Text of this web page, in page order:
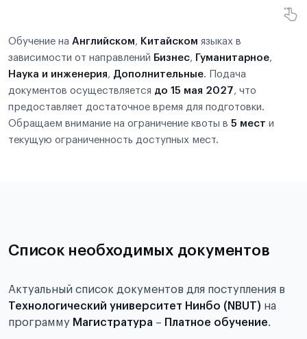
Обучение на Английском, Китайском языках в
зависимости от направлений Бизнес, Гуманитарное,
Наука и инженерия, Дополнительные. Подача
документов осуществляется до 15 мая 2027, что
предоставляет достаточное время для подготовки.
Обращаем внимание на ограничение квоты в 5 мест и
текущую ограниченность доступных мест.
Список необходимых документов
Актуальный список документов для поступления в
Технологический университет Нинбо (NBUT) на
программу Магистратура – Платное обучение.